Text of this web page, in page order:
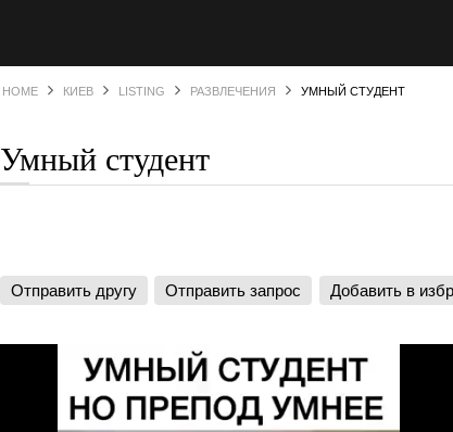
HOME КИЕВ LISTING РАЗВЛЕЧЕНИЯ УМНЫЙ СТУДЕНТ
Умный студент
Отправить другу Отправить запрос Добавить в